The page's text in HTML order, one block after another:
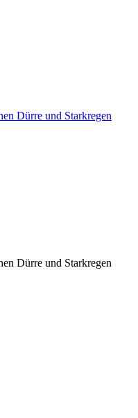
Dürre und Starkregen
Dürre und Starkregen